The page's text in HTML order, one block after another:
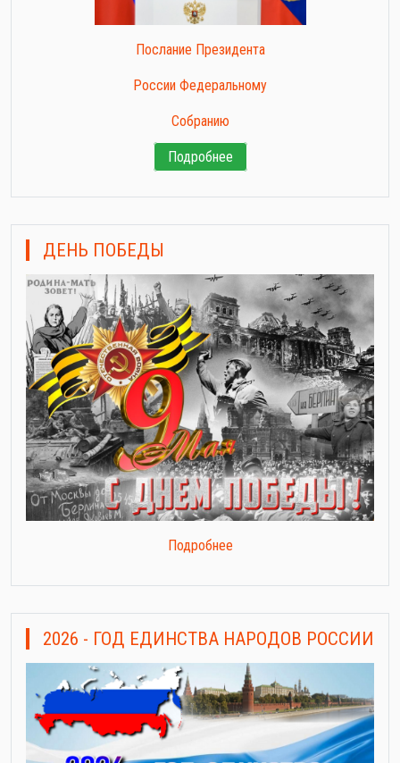
Послание Президента
России Федеральному
Собранию
Подробнее
ДЕНЬ ПОБЕДЫ
Подробнее
2026 - ГОД ЕДИНСТВА НАРОДОВ РОССИИ